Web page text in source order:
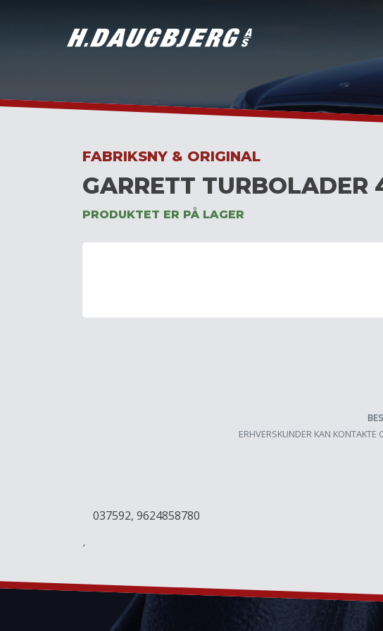
FABRIKSNY & ORIGINAL
GARRETT TURBOLADER
PRODUKTET ER PÅ LAGER
ERHVERSKUNDER KAN KONTAKTE
037592, 9624858780
´